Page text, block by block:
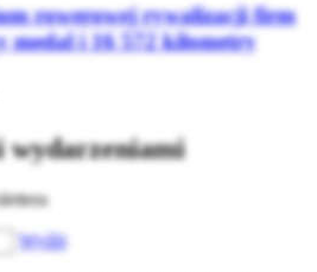
rowerowej rywalizacji firm
medal i 16 572 kilometry
wydarzeniami
Wyślij